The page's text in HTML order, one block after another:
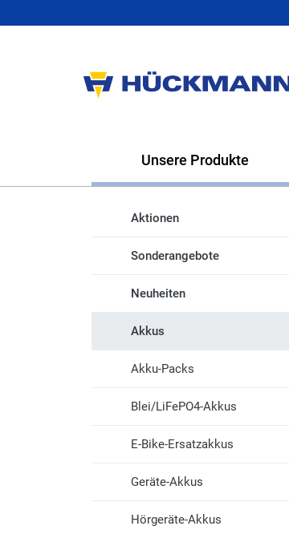
Unsere Produkte
Aktionen
Sonderangebote
Neuheiten
Akkus
Akku-Packs
Blei/LiFePO4-Akkus
E-Bike-Ersatzakkus
Geräte-Akkus
Hörgeräte-Akkus